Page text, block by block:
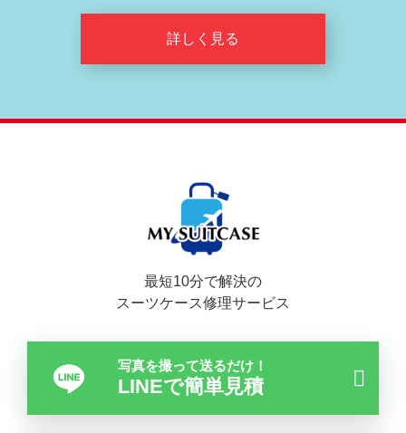
詳しく見る
最短10分で解決の
スーツケース修理サービス
写真を撮って送るだけ！
LINEで簡単見積